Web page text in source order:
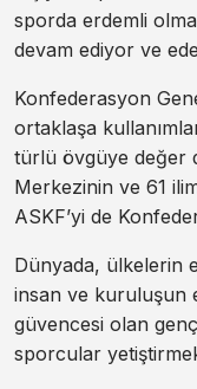
sporda erdemli
devam ediyor ve
Konfederasyon
ortaklaşa
türlü övgüye değer
Merkezinin ve 61
ASKF’yi de
Dünyada, ülkelerin
insan ve kuruluşun
güvencesi olan
sporcular